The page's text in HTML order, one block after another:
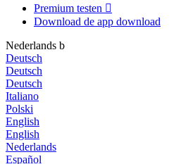
Premium testen 
Download de app download
Nederlands b
Deutsch
Deutsch
Deutsch
Italiano
Polski
English
English
Nederlands
Español